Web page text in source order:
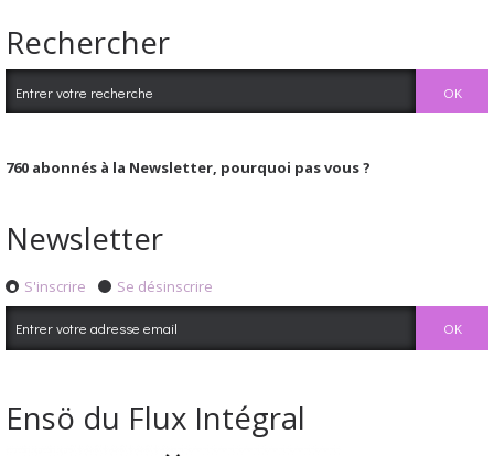
Rechercher
760 abonnés à la Newsletter, pourquoi pas vous ?
Newsletter
S'inscrire Se désinscrire
Ensö du Flux Intégral